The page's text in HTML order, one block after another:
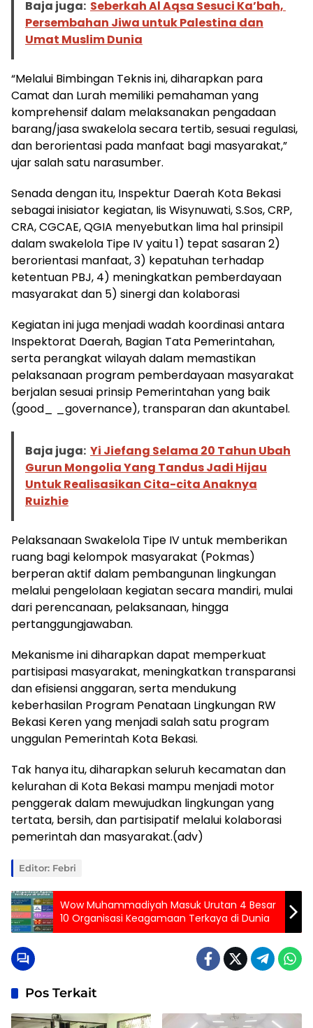
Baja juga: Seberkah Al Aqsa Sesuci Ka’bah,
Persembahan Jiwa untuk Palestina dan
Umat Muslim Dunia
“Melalui Bimbingan Teknis ini, diharapkan para
Camat dan Lurah memiliki pemahaman yang
komprehensif dalam melaksanakan pengadaan
barang/jasa swakelola secara tertib, sesuai regulasi,
dan berorientasi pada manfaat bagi masyarakat,”
ujar salah satu narasumber.
Senada dengan itu, Inspektur Daerah Kota Bekasi
sebagai inisiator kegiatan, Iis Wisynuwati, S.Sos, CRP,
CRA, CGCAE, QGIA menyebutkan lima hal prinsipil
dalam swakelola Tipe IV yaitu 1) tepat sasaran 2)
berorientasi manfaat, 3) kepatuhan terhadap
ketentuan PBJ, 4) meningkatkan pemberdayaan
masyarakat dan 5) sinergi dan kolaborasi
Kegiatan ini juga menjadi wadah koordinasi antara
Inspektorat Daerah, Bagian Tata Pemerintahan,
serta perangkat wilayah dalam memastikan
pelaksanaan program pemberdayaan masyarakat
berjalan sesuai prinsip Pemerintahan yang baik
(good_ _governance), transparan dan akuntabel.
Baja juga: Yi Jiefang Selama 20 Tahun Ubah
Gurun Mongolia Yang Tandus Jadi Hijau
Untuk Realisasikan Cita-cita Anaknya
Ruizhie
Pelaksanaan Swakelola Tipe IV untuk memberikan
ruang bagi kelompok masyarakat (Pokmas)
berperan aktif dalam pembangunan lingkungan
melalui pengelolaan kegiatan secara mandiri, mulai
dari perencanaan, pelaksanaan, hingga
pertanggungjawaban.
Mekanisme ini diharapkan dapat memperkuat
partisipasi masyarakat, meningkatkan transparansi
dan efisiensi anggaran, serta mendukung
keberhasilan Program Penataan Lingkungan RW
Bekasi Keren yang menjadi salah satu program
unggulan Pemerintah Kota Bekasi.
Tak hanya itu, diharapkan seluruh kecamatan dan
kelurahan di Kota Bekasi mampu menjadi motor
penggerak dalam mewujudkan lingkungan yang
tertata, bersih, dan partisipatif melalui kolaborasi
pemerintah dan masyarakat.(adv)
Editor: Febri
Wow Muhammadiyah Masuk Urutan 4 Besar
10 Organisasi Keagamaan Terkaya di Dunia
Pos Terkait